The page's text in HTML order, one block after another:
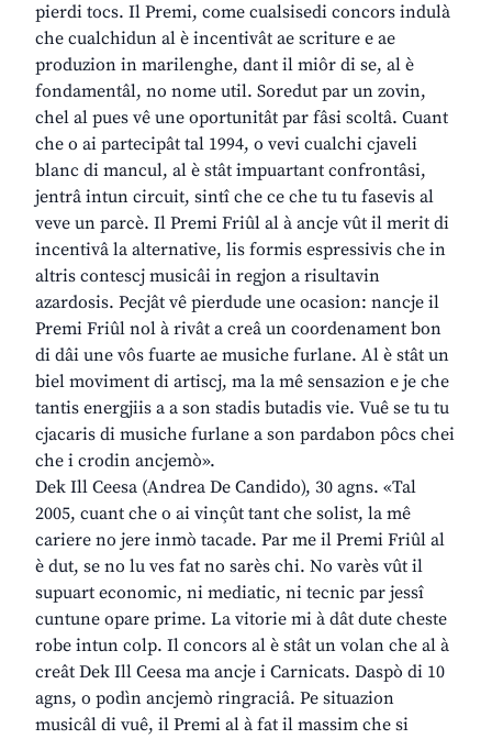
pierdi tocs. Il Premi, come cualsisedi concors indulà
che cualchidun al è incentivât ae scriture e ae
produzion in marilenghe, dant il miôr di se, al è
fondamentâl, no nome util. Soredut par un zovin,
chel al pues vê une oportunitât par fâsi scoltâ. Cuant
che o ai partecipât tal 1994, o vevi cualchi cjaveli
blanc di mancul, al è stât impuartant confrontâsi,
jentrâ intun circuit, sintî che ce che tu tu fasevis al
veve un parcè. Il Premi Friûl al à ancje vût il merit di
incentivâ la alternative, lis formis espressivis che in
altris contescj musicâi in regjon a risultavin
azardosis. Pecjât vê pierdude une ocasion: nancje il
Premi Friûl nol à rivât a creâ un coordenament bon
di dâi une vôs fuarte ae musiche furlane. Al è stât un
biel moviment di artiscj, ma la mê sensazion e je che
tantis energjiis a a son stadis butadis vie. Vuê se tu tu
cjacaris di musiche furlane a son pardabon pôcs chei
che i crodin ancjemò».
Dek Ill Ceesa (Andrea De Candido), 30 agns. «Tal
2005, cuant che o ai vinçût tant che solist, la mê
cariere no jere inmò tacade. Par me il Premi Friûl al
è dut, se no lu ves fat no sarès chi. No varès vût il
supuart economic, ni mediatic, ni tecnic par jessî
cuntune opare prime. La vitorie mi à dât dute cheste
robe intun colp. Il concors al è stât un volan che al à
creât Dek Ill Ceesa ma ancje i Carnicats. Daspò di 10
agns, o podìn ancjemò ringraciâ. Pe situazion
musicâl di vuê, il Premi al à fat il massim che si